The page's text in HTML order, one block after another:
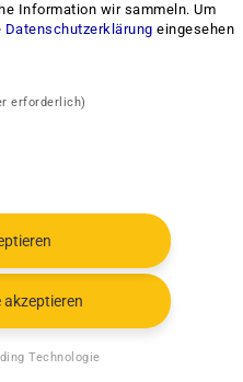
Information wir sammeln. Um
Datenschutzerklärung eingesehen
erforderlich)
Technologie